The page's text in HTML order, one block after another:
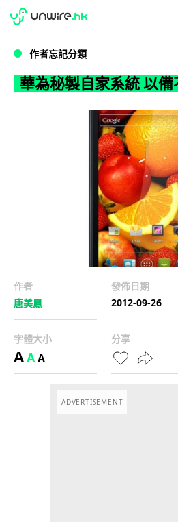
華為秘製自家系統 以
WWDC 2026
作者忘記分類
華為秘製自家系統 以備
作者
唐美鳳
發佈日期
2012-09-26
字體大小
AAA
分享
ADVERTISEMENT